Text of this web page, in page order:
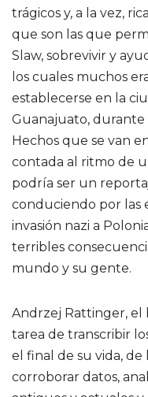
trágicos y, a la vez,
que son las que
Slaw, sobrevivir y
los cuales muchos
establecerse en la
Guanajuato, durante
Hechos que se van
contada al ritmo de
podría ser un
conduciendo por las
invasión nazi a
terribles
mundo y su gente.
Andrzej Rattinger, el
tarea de transcribir
el final de su vida, de
corroborar datos,